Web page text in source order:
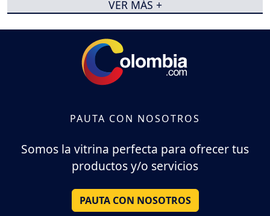
VER MÁS +
PAUTA CON NOSOTROS
Somos la vitrina perfecta para ofrecer tus
productos y/o servicios
PAUTA CON NOSOTROS